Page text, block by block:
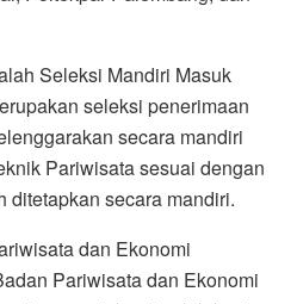
Seleksi Mandiri Masuk
seleksi penerimaan
secara mandiri
Pariwisata sesuai dengan
ditetapkan secara mandiri.
dan Ekonomi
Pariwisata dan Ekonomi